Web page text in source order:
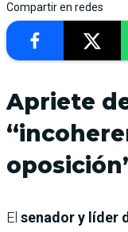
Compartir en redes
Apriete
El senador y líder